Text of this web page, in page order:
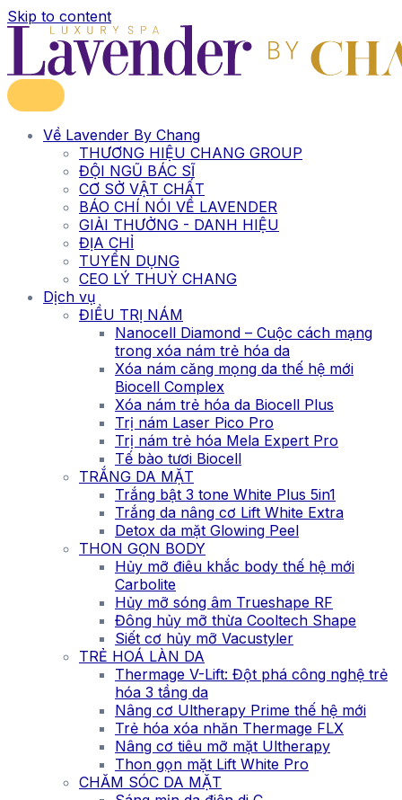
Skip to content
Về Lavender By Chang
THƯƠNG HIỆU CHANG GROUP
ĐỘI NGŨ BÁC SĨ
CƠ SỞ VẬT CHẤT
BÁO CHÍ NÓI VỀ LAVENDER
GIẢI THƯỞNG - DANH HIỆU
ĐỊA CHỈ
TUYỂN DỤNG
CEO LÝ THUỲ CHANG
Dịch vụ
ĐIỀU TRỊ NÁM
Nanocell Diamond – Cuộc cách mạng
trong xóa nám trẻ hóa da
Xóa nám căng mọng da thế hệ mới
Biocell Complex
Xóa nám trẻ hóa da Biocell Plus
Trị nám Laser Pico Pro
Trị nám trẻ hóa Mela Expert Pro
Tế bào tươi Biocell
TRẮNG DA MẶT
Trắng bật 3 tone White Plus 5in1
Trắng da nâng cơ Lift White Extra
Detox da mặt Glowing Peel
THON GỌN BODY
Hủy mỡ điêu khắc body thế hệ mới
Carbolite
Hủy mỡ sóng âm Trueshape RF
Đông hủy mỡ thừa Cooltech Shape
Siết cơ hủy mỡ Vacustyler
TRẺ HOÁ LÀN DA
Thermage V-Lift: Đột phá công nghệ trẻ
hóa 3 tầng da
Nâng cơ Ultherapy Prime thế hệ mới
Trẻ hóa xóa nhăn Thermage FLX
Nâng cơ tiêu mỡ mặt Ultherapy
Thon gọn mặt Lift White Pro
CHĂM SÓC DA MẶT